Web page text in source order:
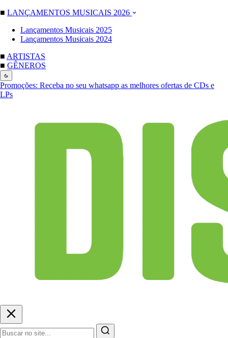
■ LANÇAMENTOS MUSICAIS 2026
Lançamentos Musicais 2025
Lançamentos Musicais 2024
■ ARTISTAS
■ GÊNEROS
Promoções: Receba no seu whatsapp as melhores ofertas de CDs e
LPs